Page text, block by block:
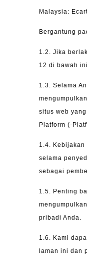
Malaysia:
Bergantung
1.2. Jika
12 di bawah
1.3. Selama
situs web
Platform (-
1.4.
selama
sebagai
1.5. Penting
pribadi Anda.
1.6. Kami
laman ini dan